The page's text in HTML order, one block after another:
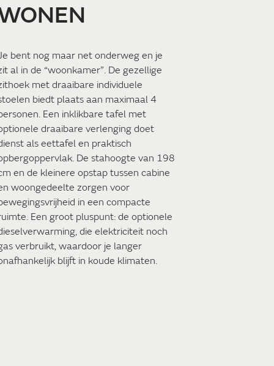
bent nog maar net onderweg en je
al in de “woonkamer”. De gezellige
met draaibare individuele
biedt plaats aan maximaal 4
Een inklikbare tafel met
draaibare verlenging doet
als eettafel en praktisch
De stahoogte van 198
en de kleinere opstap tussen cabine
woongedeelte zorgen voor
in een compacte
Een groot pluspunt: de optionele
die elektriciteit noch
verbruikt, waardoor je langer
blijft in koude klimaten.